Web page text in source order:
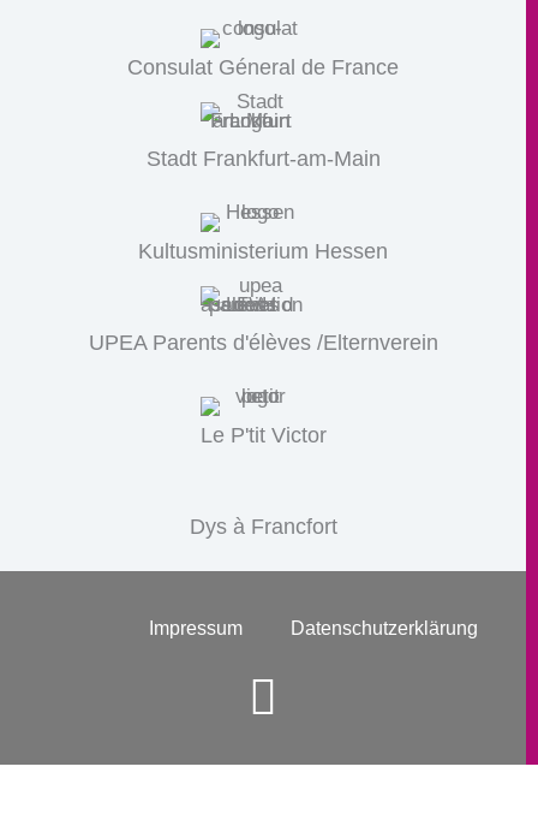
Consulat Géneral de France
Stadt Frankfurt-am-Main
Kultusministerium Hessen
UPEA Parents d'élèves /Elternverein
Le P'tit Victor
Dys à Francfort
Impressum Datenschutzerklärung